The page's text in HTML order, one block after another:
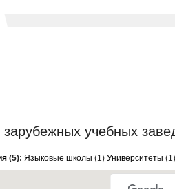
зарубежных учебных
(5): Языковые школы (1) Университеты (1)